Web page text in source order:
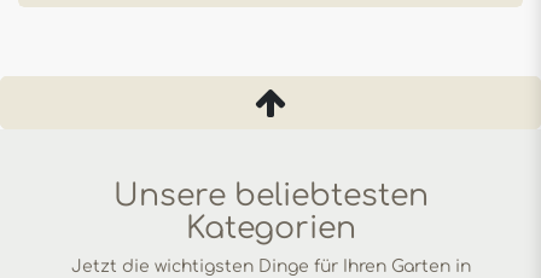
Unsere beliebtesten
Kategorien
Jetzt die wichtigsten Dinge für Ihren Garten in